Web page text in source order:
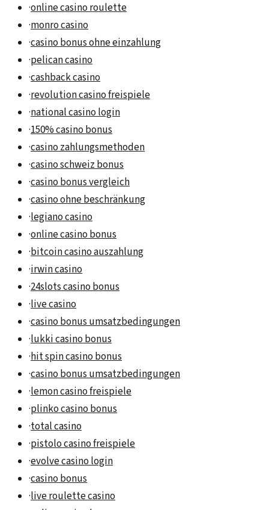
·online casino roulette
·monro casino
·casino bonus ohne einzahlung
·pelican casino
·cashback casino
·revolution casino freispiele
·national casino login
·150% casino bonus
·casino zahlungsmethoden
·casino schweiz bonus
·casino bonus vergleich
·casino ohne beschränkung
·legiano casino
·online casino bonus
·bitcoin casino auszahlung
·irwin casino
·24slots casino bonus
·live casino
·casino bonus umsatzbedingungen
·lukki casino bonus
·hit spin casino bonus
·casino bonus umsatzbedingungen
·lemon casino freispiele
·plinko casino bonus
·total casino
·pistolo casino freispiele
·evolve casino login
·casino bonus
·live roulette casino